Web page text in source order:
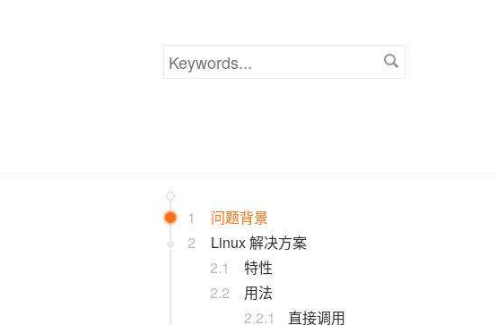
Keywords
1
问题背景
2
Linux 解决方案
2.1
特性
2.2
用法
2.2.1
直接调用